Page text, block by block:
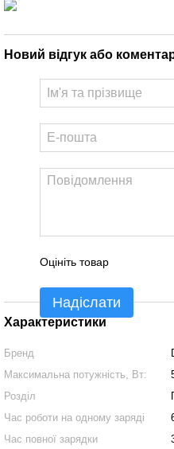
Новий відгук або
Оцініть товар
Надіслати
Характеристики
Бренд
Максимальна потужність, Вт:
Розділ
Час роботи на одному заряді
Час повної зарядки